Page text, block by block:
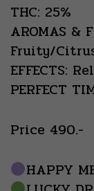
THC: 25%
AROMAS &
Fruity/
EFFECTS:
PERFECT
Price 490.-
HAPPY